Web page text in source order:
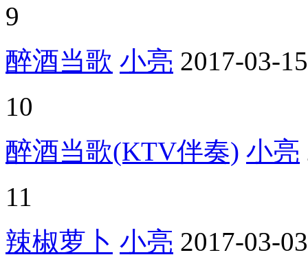
9
醉酒当歌 小亮 2017-03-15
10
醉酒当歌(KTV伴奏) 小亮
11
辣椒萝卜 小亮 2017-03-03